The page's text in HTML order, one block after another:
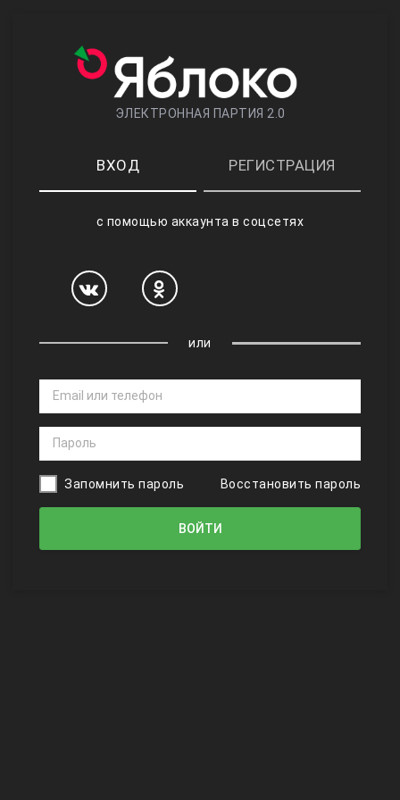
ЭЛЕКТРОННАЯ ПАРТИЯ 2.0
ВХОД РЕГИСТРАЦИЯ
с помощью аккаунта в соцсетях
или
Запомнить пароль Восстановить пароль